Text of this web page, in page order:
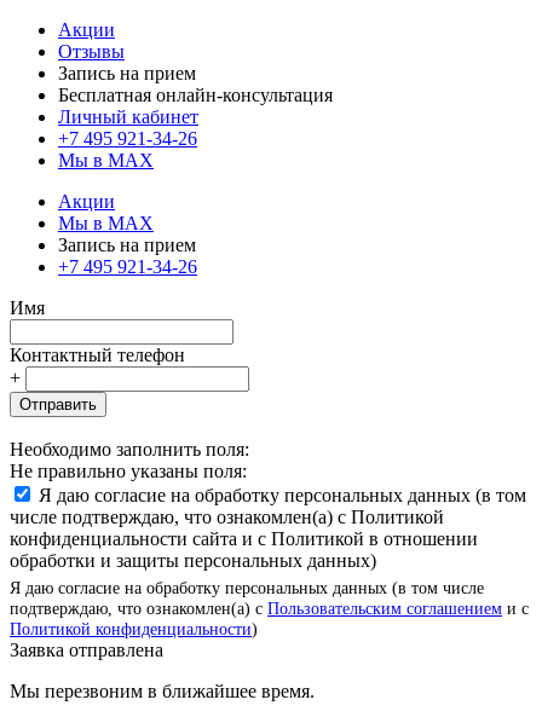
Акции
Отзывы
Запись на прием
Бесплатная онлайн-консультация
Личный кабинет
+7 495 921-34-26
Мы в MAX
Акции
Мы в MAX
Запись на прием
+7 495 921-34-26
Имя
Контактный телефон
+
Отправить
Необходимо заполнить поля:
Не правильно указаны поля:
Я даю согласие на обработку персональных данных (в том
числе подтверждаю, что ознакомлен(а) с Политикой
конфиденциальности сайта и с Политикой в отношении
обработки и защиты персональных данных)
Я даю согласие на обработку персональных данных (в том числе
подтверждаю, что ознакомлен(а) с Пользовательским соглашением и с
Политикой конфиденциальности)
Заявка отправлена
Мы перезвоним в ближайшее время.